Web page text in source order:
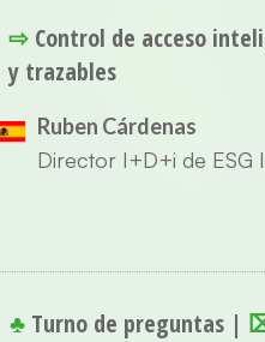
⇨ Control de acceso
y trazables
Ruben Cárdenas
Director I+D+i de ESG
♣ Turno de preguntas |